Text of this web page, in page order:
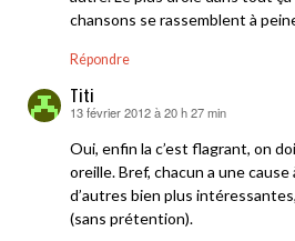
chansons se rassemblent à
Répondre
Titi
dit :
13 février 2012 à 20 h 27 min
Oui, enfin la c’est flagrant, on
oreille. Bref, chacun a une cause
d’autres bien plus
(sans prétention).